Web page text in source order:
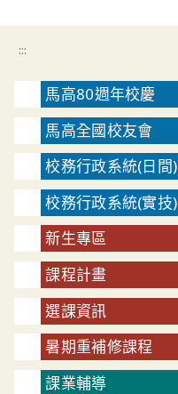
:::
馬高80週年校慶
馬高全國校友會
校務行政系統(日間)
校務行政系統(實技)
新生專區
課程計畫
選課資訊
暑期重補修課程
課業輔導